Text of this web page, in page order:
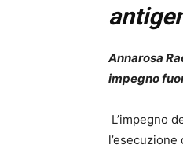
Annarosa
impegno
L’impegno